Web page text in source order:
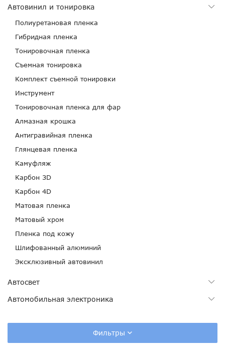
Автовинил и тонировка
Полиуретановая пленка
Гибридная пленка
Тонировочная пленка
Съемная тонировка
Комплект съемной тонировки
Инструмент
Тонировочная пленка для фар
Алмазная крошка
Антигравийная пленка
Глянцевая пленка
Камуфляж
Карбон 3D
Карбон 4D
Матовая пленка
Матовый хром
Пленка под кожу
Шлифованный алюминий
Эксклюзивный автовинил
Автосвет
Автомобильная электроника
Фильтры